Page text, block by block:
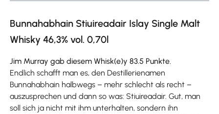
Bunnahabhain Stiuireadair Islay Single Malt
Whisky 46,3% vol. 0,70l
Jim Murray gab diesem Whisk(e)y 83.5 Punkte.
Endlich schafft man es, den Destillerienamen
Bunnahabhain halbwegs – mehr schlecht als recht –
auszusprechen und dann so was: Stiuireadair. Gut, man
soll sich ja nicht mit ihm unterhalten, sondern ihn